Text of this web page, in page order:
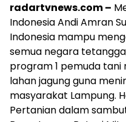
radartvnews.com –
Indonesia Andi Amran
Indonesia mampu
semua negara
program 1 pemuda tani
lahan jagung guna
masyarakat Lampung.
Pertanian dalam